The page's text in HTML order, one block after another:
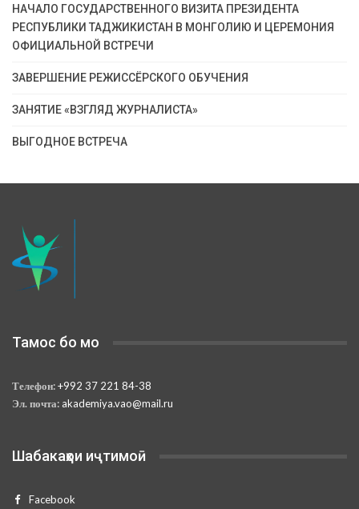
НАЧАЛО ГОСУДАРСТВЕННОГО ВИЗИТА ПРЕЗИДЕНТА
РЕСПУБЛИКИ ТАДЖИКИСТАН В МОНГОЛИЮ И ЦЕРЕМОНИЯ
ОФИЦИАЛЬНОЙ ВСТРЕЧИ
ЗАВЕРШЕНИЕ РЕЖИССЁРСКОГО ОБУЧЕНИЯ
ЗАНЯТИЕ «ВЗГЛЯД ЖУРНАЛИСТА»
ВЫГОДНОЕ ВСТРЕЧА
Тамос бо мо
Телефон:+992 37 221 84-38
Эл. почта: akademiya.vao@mail.ru
Шабакаҳои иҷтимоӣ
Facebook